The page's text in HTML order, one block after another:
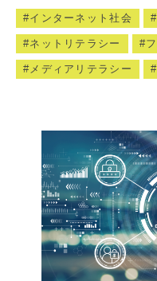
インターネット社会
ネットリテラシー
メディアリテラシー